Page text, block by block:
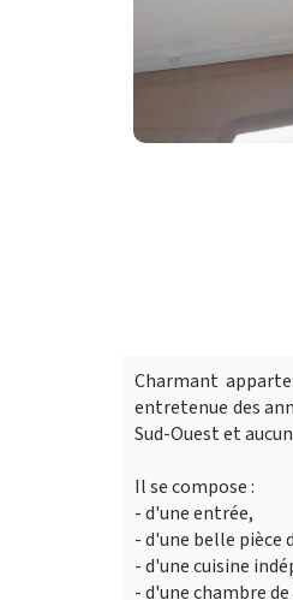
Charmant
entretenue des
Sud-Ouest et
Il se compose :
- d'une entrée,
- d'une belle pièce
- d'une cuisine
- d'une chambre de